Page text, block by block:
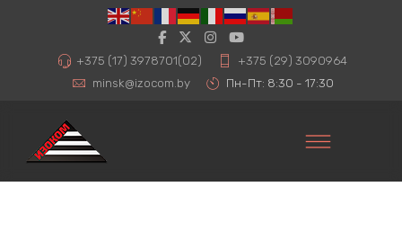
+375 (17) 3978701(02)
+375 (29) 3090964
minsk@izocom.by
Пн-Пт: 8:30 - 17:30